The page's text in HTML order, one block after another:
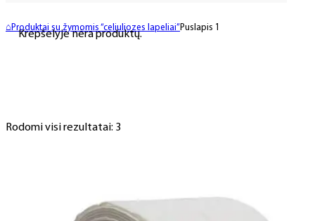
Krepšelyje nėra produktų.
⌂ Produktai su žymomis “celiuliozes lapeliai” Puslapis 1
Rodomi visi rezultatai: 3